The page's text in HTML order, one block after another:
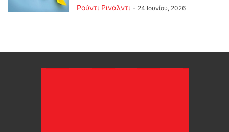
Ρούντι Ρινάλντι - 24 Ιουνίου, 2026